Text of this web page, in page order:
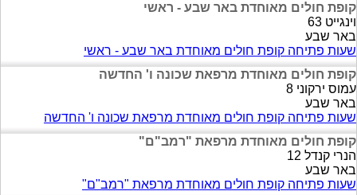
קופת חולים מאוחדת באר שבע - ראשי
וינגייט 63
באר שבע
שעות פתיחה קופת חולים מאוחדת באר שבע - ראשי
קופת חולים מאוחדת מרפאת שכונה ו' החדשה
עמוס ירקוני 8
באר שבע
שעות פתיחה קופת חולים מאוחדת מרפאת שכונה ו' החדשה
קופת חולים מאוחדת מרפאת "רמב"ם"
הנרי קנדל 12
באר שבע
שעות פתיחה קופת חולים מאוחדת מרפאת "רמב"ם"